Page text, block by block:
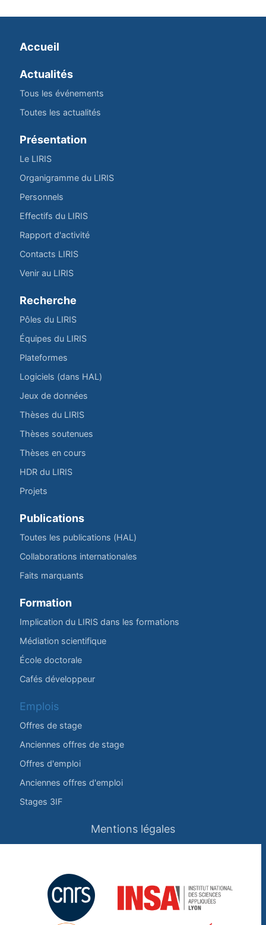
Accueil
Actualités
Tous les événements
Toutes les actualités
Présentation
Le LIRIS
Organigramme du LIRIS
Personnels
Effectifs du LIRIS
Rapport d'activité
Contacts LIRIS
Venir au LIRIS
Recherche
Pôles du LIRIS
Équipes du LIRIS
Plateformes
Logiciels (dans HAL)
Jeux de données
Thèses du LIRIS
Thèses soutenues
Thèses en cours
HDR du LIRIS
Projets
Publications
Toutes les publications (HAL)
Collaborations internationales
Faits marquants
Formation
Implication du LIRIS dans les formations
Médiation scientifique
École doctorale
Cafés développeur
Emplois
Offres de stage
Anciennes offres de stage
Offres d'emploi
Anciennes offres d'emploi
Stages 3IF
Mentions légales